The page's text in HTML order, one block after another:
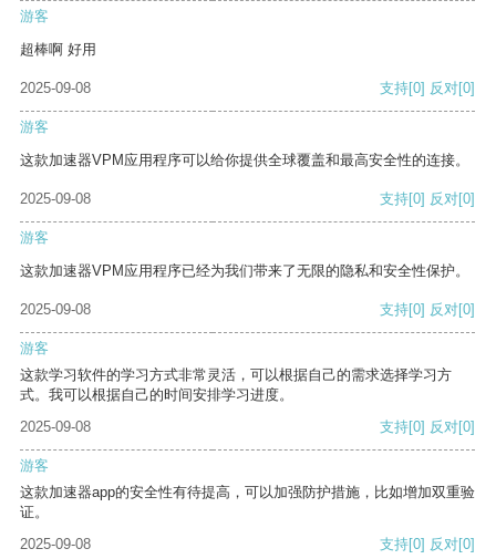
游客
超棒啊 好用
2025-09-08 支持[0] 反对[0]
游客
这款加速器VPM应用程序可以给你提供全球覆盖和最高安全性的连接。
2025-09-08 支持[0] 反对[0]
游客
这款加速器VPM应用程序已经为我们带来了无限的隐私和安全性保护。
2025-09-08 支持[0] 反对[0]
游客
这款学习软件的学习方式非常灵活，可以根据自己的需求选择学习方
式。我可以根据自己的时间安排学习进度。
2025-09-08
支持[0] 反对[0]
游客
这款加速器app的安全性有待提高，可以加强防护措施，比如增加双重验
证。
2025-09-08
支持[0] 反对[0]